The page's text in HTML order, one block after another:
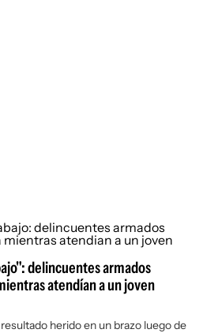
delincuentes armados
atendían a un joven
herido en un brazo luego de